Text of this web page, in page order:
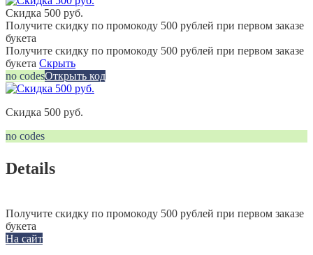
Скидка 500 руб.
Получите скидку по промокоду 500 рублей при первом заказе
букета
Получите скидку по промокоду 500 рублей при первом заказе
букета Скрыть
no codesОткрыть код
Скидка 500 руб.
no codes
Details
Получите скидку по промокоду 500 рублей при первом заказе
букета
На сайт